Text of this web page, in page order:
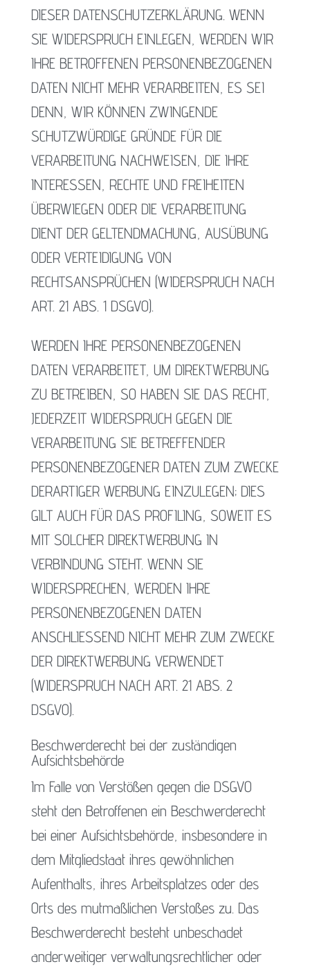
DIESER DATENSCHUTZERKLÄRUNG. WENN
SIE WIDERSPRUCH EINLEGEN, WERDEN WIR
IHRE BETROFFENEN PERSONENBEZOGENEN
DATEN NICHT MEHR VERARBEITEN, ES SEI
DENN, WIR KÖNNEN ZWINGENDE
SCHUTZWÜRDIGE GRÜNDE FÜR DIE
VERARBEITUNG NACHWEISEN, DIE IHRE
INTERESSEN, RECHTE UND FREIHEITEN
ÜBERWIEGEN ODER DIE VERARBEITUNG
DIENT DER GELTENDMACHUNG, AUSÜBUNG
ODER VERTEIDIGUNG VON
RECHTSANSPRÜCHEN (WIDERSPRUCH NACH
ART. 21 ABS. 1 DSGVO).
WERDEN IHRE PERSONENBEZOGENEN
DATEN VERARBEITET, UM DIREKTWERBUNG
ZU BETREIBEN, SO HABEN SIE DAS RECHT,
JEDERZEIT WIDERSPRUCH GEGEN DIE
VERARBEITUNG SIE BETREFFENDER
PERSONENBEZOGENER DATEN ZUM ZWECKE
DERARTIGER WERBUNG EINZULEGEN; DIES
GILT AUCH FÜR DAS PROFILING, SOWEIT ES
MIT SOLCHER DIREKTWERBUNG IN
VERBINDUNG STEHT. WENN SIE
WIDERSPRECHEN, WERDEN IHRE
PERSONENBEZOGENEN DATEN
ANSCHLIESSEND NICHT MEHR ZUM ZWECKE
DER DIREKTWERBUNG VERWENDET
(WIDERSPRUCH NACH ART. 21 ABS. 2
DSGVO).
Beschwerde­recht bei der zuständigen
Aufsichts­behörde
Im Falle von Verstößen gegen die DSGVO
steht den Betroffenen ein Beschwerderecht
bei einer Aufsichtsbehörde, insbesondere in
dem Mitgliedstaat ihres gewöhnlichen
Aufenthalts, ihres Arbeitsplatzes oder des
Orts des mutmaßlichen Verstoßes zu. Das
Beschwerderecht besteht unbeschadet
anderweitiger verwaltungsrechtlicher oder